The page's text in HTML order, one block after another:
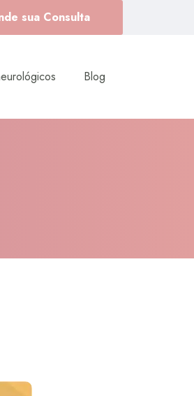
sua Consulta
Blog